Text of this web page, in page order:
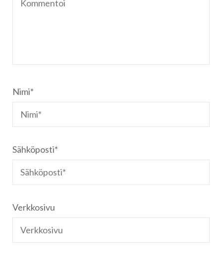
Nimi*
Sähköposti*
Verkkosivu